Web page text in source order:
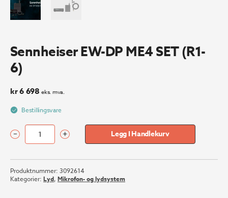
Sennheiser EW-DP ME4 SET (R1-
6)
kr6 698 eks. mva.
Bestillingsvare
Sennheiser
DP
ME4
SET
– + Legg I Handlekurv
Produktnummer: 3092614
Kategorier: Lyd, Mikrofon- og lydsystem